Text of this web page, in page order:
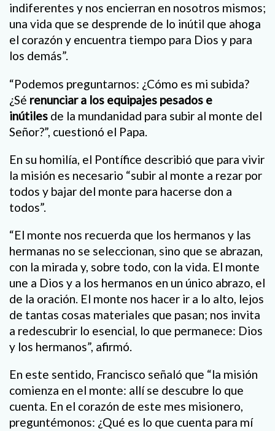
indiferentes y nos encierran en nosotros mismos;
una vida que se desprende de lo inútil que ahoga
el corazón y encuentra tiempo para Dios y para
los demás”.
“Podemos preguntarnos: ¿Cómo es mi subida?
¿Sé renunciar a los equipajes pesados e
inútiles de la mundanidad para subir al monte del
Señor?”, cuestionó el Papa.
En su homilía, el Pontífice describió que para vivir
la misión es necesario “subir al monte a rezar por
todos y bajar del monte para hacerse don a
todos”.
“El monte nos recuerda que los hermanos y las
hermanas no se seleccionan, sino que se abrazan,
con la mirada y, sobre todo, con la vida. El monte
une a Dios y a los hermanos en un único abrazo, el
de la oración. El monte nos hacer ir a lo alto, lejos
de tantas cosas materiales que pasan; nos invita
a redescubrir lo esencial, lo que permanece: Dios
y los hermanos”, afirmó.
En este sentido, Francisco señaló que “la misión
comienza en el monte: allí se descubre lo que
cuenta. En el corazón de este mes misionero,
preguntémonos: ¿Qué es lo que cuenta para mí